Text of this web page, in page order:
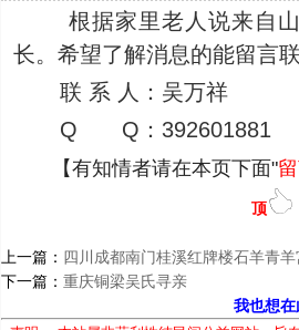
根据家里老人说来自山
长。希望了解消息的能留言联
联 系 人：吴万祥
Q Q：392601881
【有知情者请在本页下面"
顶
上一篇： 四川成都南门桂溪红牌楼石羊青
下一篇： 重庆铜梁吴氏寻亲
我也想